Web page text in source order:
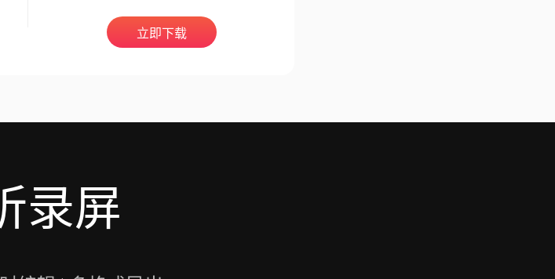
立即下载
录屏